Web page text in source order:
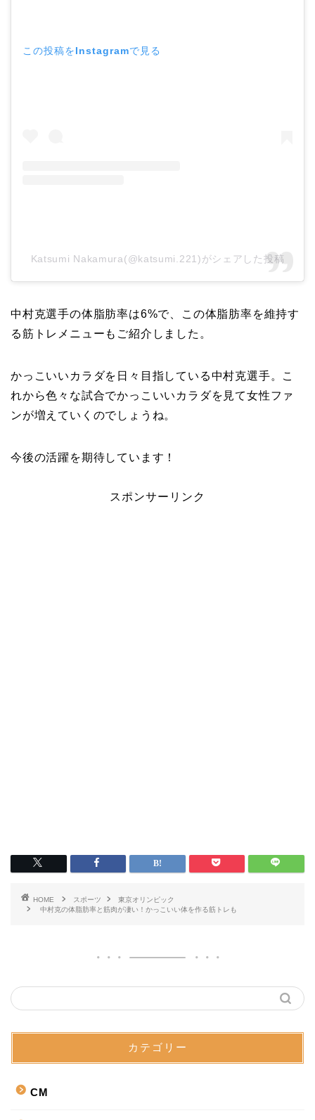
この投稿をInstagramで見る
Katsumi Nakamura(@katsumi.221)がシェアした投稿
中村克選手の体脂肪率は6%で、この体脂肪率を維持す
る筋トレメニューもご紹介しました。
かっこいいカラダを日々目指している中村克選手。こ
れから色々な試合でかっこいいカラダを見て女性ファ
ンが増えていくのでしょうね。
今後の活躍を期待しています！
スポンサーリンク
HOME スポーツ
東京オリンピック
中村克の体脂肪率と筋肉が凄い！かっこいい体を作る筋トレも
カテゴリー
CM